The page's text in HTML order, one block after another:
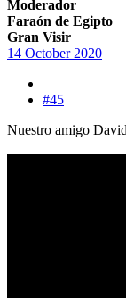
Moderador
Faraón de Egipto
Gran Visir
14 October 2020
#45
Nuestro amigo